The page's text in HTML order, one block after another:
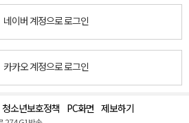
네이버 계정으로 로그인
카카오 계정으로 로그인
청소년보호정책 PC화면 제보하기